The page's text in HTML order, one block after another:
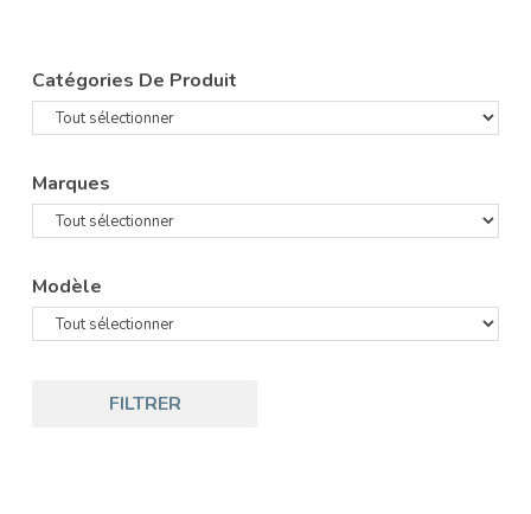
Catégories De Produit
Marques
Modèle
FILTRER